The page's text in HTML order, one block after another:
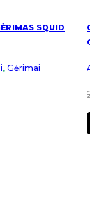
SQUID
, Gėrimai